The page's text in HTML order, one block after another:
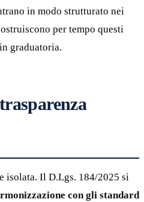
in modo strutturato nei
per tempo questi
graduatoria.
isolata. Il D.Lgs. 184/2025 si
con gli standard